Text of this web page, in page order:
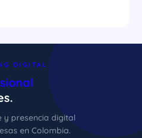
DIGITAL
y presencia digital
en Colombia.